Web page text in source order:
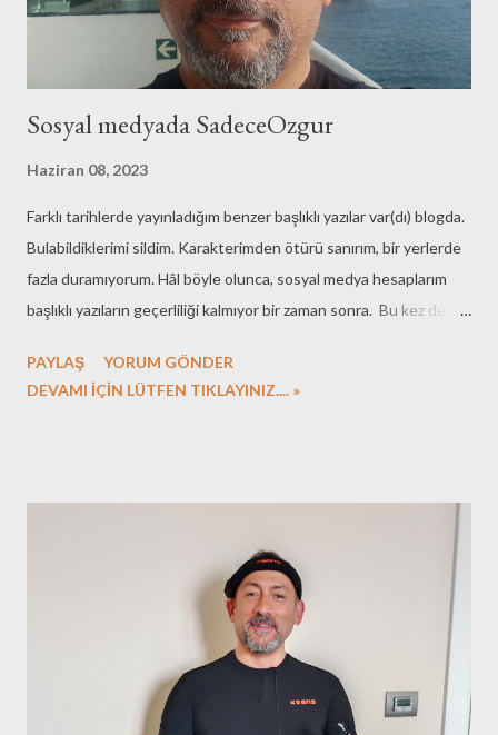
Sosyal medyada SadeceOzgur
Haziran 08, 2023
Farklı tarihlerde yayınladığım benzer başlıklı yazılar var(dı) blogda.
Bulabildiklerimi sildim. Karakterimden ötürü sanırım, bir yerlerde
fazla duramıyorum. Hâl böyle olunca, sosyal medya hesaplarım
başlıklı yazıların geçerliliği kalmıyor bir zaman sonra. Bu kez de
paylaşım yapmadığımı görünce, güncel adresleri vereyim dedim:
Facebook Instagram Youtube LinkedIn Google Maps
PAYLAŞ
YORUM GÖNDER
DEVAMI İÇİN LÜTFEN TIKLAYINIZ.... »